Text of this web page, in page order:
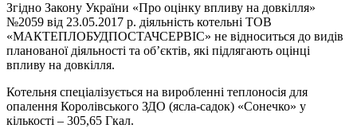
Згідно Закону України «Про оцінку впливу на довкілля»
№2059 від 23.05.2017 р. діяльність котельні ТОВ
«МАКТЕПЛОБУДПОСТАЧСЕРВІС» не відноситься до видів
планованої діяльності та об’єктів, які підлягають оцінці
впливу на довкілля.
Котельня спеціалізується на виробленні теплоносія для
опалення Королівського ЗДО (ясла-садок) «Сонечко» у
кількості – 305,65 Гкал.